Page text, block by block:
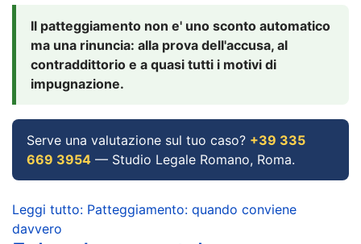
Il patteggiamento non e' uno sconto automatico
ma una rinuncia: alla prova dell'accusa, al
contraddittorio e a quasi tutti i motivi di
impugnazione.
Serve una valutazione sul tuo caso? +39 335
669 3954 — Studio Legale Romano, Roma.
Leggi tutto: Patteggiamento: quando conviene
davvero